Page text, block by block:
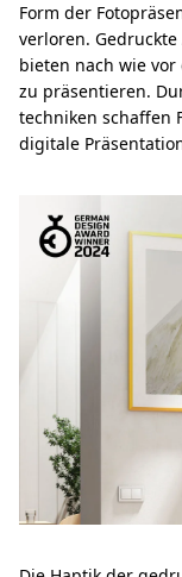
Form der
verloren.
bieten nach wie
zu präsentieren.
techniken schaffen
digitale